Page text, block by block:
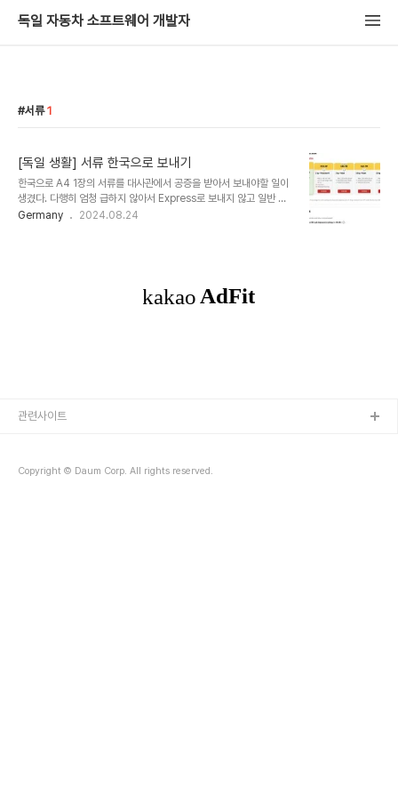
독일 자동차 소프트웨어 개발자
서류 1
[독일 생활] 서류 한국으로 보내기
한국으로 A4 1장의 서류를 대사관에서 공증을 받아서 보내야할 일이
생겼다. 다행히 엄청 급하지 않아서 Express로 보내지 않고 일반 국
제 우편을 DHL을 통해서 보냈고 이 과정과 금액에 대해서 간단히 적
일 내로 가는 Express는 66유로이다. USP나 Fedex 요금도 알아
봤는데 이보다 더 비쌌다. 실제로 15.99유로 결제하고 일반으로 보냈
Germany 2024.08.24
Copyright © Daum Corp. All rights reserved.
관련사이트